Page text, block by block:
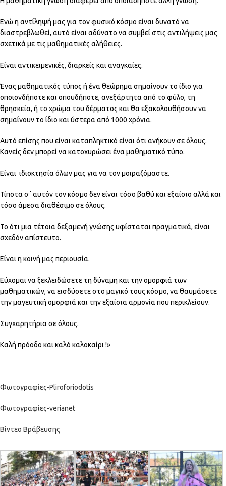
Ενώ η αντίληψή μας για τον φυσικό κόσμο είναι δυνατό να
διαστρεβλωθεί, αυτό είναι αδύνατο να συμβεί στις αντιλήψεις μας
σχετικά με τις μαθηματικές αλήθειες.
Είναι αντικειμενικές, διαρκείς και αναγκαίες.
Ένας μαθηματικός τύπος ή ένα θεώρημα σημαίνουν το ίδιο για
οποιονδήποτε και οπουδήποτε, ανεξάρτητα από το φύλο, τη
θρησκεία, ή το χρώμα του δέρματος και θα εξακολουθήσουν να
σημαίνουν το ίδιο και ύστερα από 1000 χρόνια.
Αυτό επίσης που είναι καταπληκτικό είναι ότι ανήκουν σε όλους.
Κανείς δεν μπορεί να κατοχυρώσει ένα μαθηματικό τύπο.
Είναι ιδιοκτησία όλων μας για να τον μοιραζόμαστε.
Τίποτα σ΄ αυτόν τον κόσμο δεν είναι τόσο βαθύ και εξαίσιο αλλά και
τόσο άμεσα διαθέσιμο σε όλους.
Το ότι μια τέτοια δεξαμενή γνώσης υφίσταται πραγματικά, είναι
σχεδόν απίστευτο.
Είναι η κοινή μας περιουσία.
Εύχομαι να ξεκλειδώσετε τη δύναμη και την ομορφιά των
μαθηματικών, να εισδύσετε στο μαγικό τους κόσμο, να θαυμάσετε
την μαγευτική ομορφιά και την εξαίσια αρμονία που περικλείουν.
Συγχαρητήρια σε όλους.
Καλή πρόοδο και καλό καλοκαίρι !»
Φωτογραφίες-Pliroforiodotis
Φωτογραφίες-verianet
Βίντεο Βράβευσης